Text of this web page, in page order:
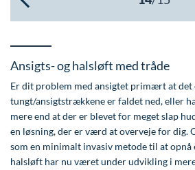
Ansigts- og halsløft med tråde
Er dit problem med ansigtet primært at det
tungt/ansigtstrækkene er faldet ned, eller
mere end at der er blevet for meget slap
en løsning, der er værd at overveje for dig.
som en minimalt invasiv metode til at opnå
halsløft har nu været under udvikling i